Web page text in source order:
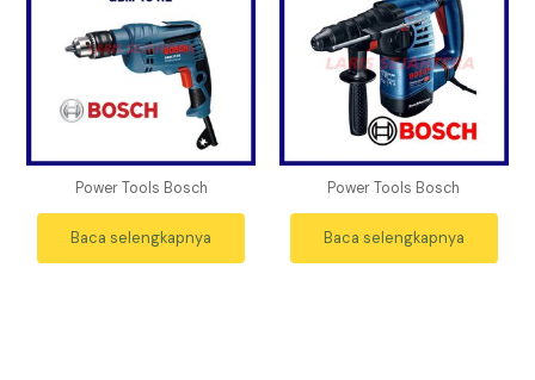
Power Tools Bosch
Baca selengkapnya
Power Tools Bosch
Baca selengkapnya